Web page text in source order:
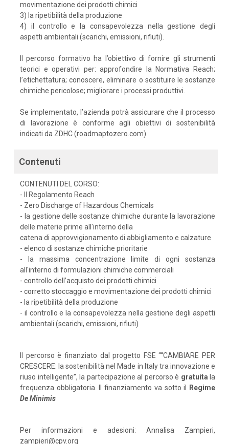
movimentazione dei prodotti chimici
3) la ripetibilità della produzione
4) il controllo e la consapevolezza nella gestione degli
aspetti ambientali (scarichi, emissioni, rifiuti).
Il percorso formativo ha l’obiettivo di fornire gli strumenti
teorici e operativi per: approfondire la Normativa Reach;
l’etichettatura; conoscere, eliminare o sostituire le sostanze
chimiche pericolose; migliorare i processi produttivi.
Se implementato, l’azienda potrà assicurare che il processo
di lavorazione è conforme agli obiettivi di sostenibilità
indicati da ZDHC (roadmaptozero.com)
Contenuti
CONTENUTI DEL CORSO:
- Il Regolamento Reach
- Zero Discharge of Hazardous Chemicals
- la gestione delle sostanze chimiche durante la lavorazione
delle materie prime all'interno della
catena di approvvigionamento di abbigliamento e calzature
- elenco di sostanze chimiche prioritarie
- la massima concentrazione limite di ogni sostanza
all'interno di formulazioni chimiche commerciali
- controllo dell’acquisto dei prodotti chimici
- corretto stoccaggio e movimentazione dei prodotti chimici
- la ripetibilità della produzione
- il controllo e la consapevolezza nella gestione degli aspetti
ambientali (scarichi, emissioni, rifiuti)
Il percorso è finanziato dal progetto FSE ““CAMBIARE PER
CRESCERE: la sostenibilità nel Made in Italy tra innovazione e
riuso intelligente”, la partecipazione al percorso è gratuita la
frequenza obbligatoria. Il finanziamento va sotto il
Regime
DeMinimis
Per informazioni e adesioni: Annalisa Zampieri,
zampieri@cpv.org